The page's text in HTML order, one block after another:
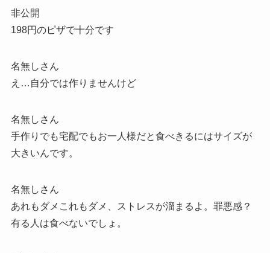
非公開
198円のピザで十分です
名無しさん
え…自分では作りませんけど
名無しさん
手作りでも宅配でもお一人様だと食べきるにはサイズが
大きいんです。
名無しさん
あれもダメこれもダメ、ストレスが溜まるよ。罪悪感？
有る人は食べないでしょ。